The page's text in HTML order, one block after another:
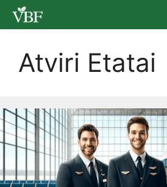
Skip
Atviri Etatai